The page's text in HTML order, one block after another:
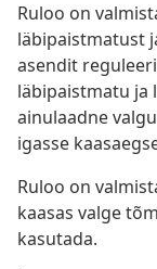
Ruloo on
läbipaistmatust
asendit
läbipaistmatu ja
ainulaadne
igasse
Ruloo on
kaasas valge
kasutada.